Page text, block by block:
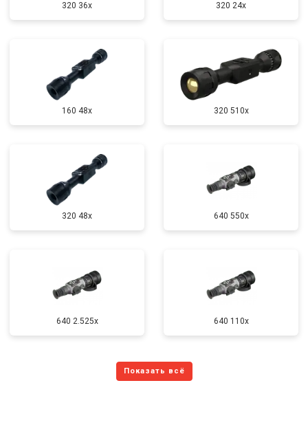
320 36x 320 24x
160 48x 320 510x
320 48x 640 550x
640 2.525x 640 110x